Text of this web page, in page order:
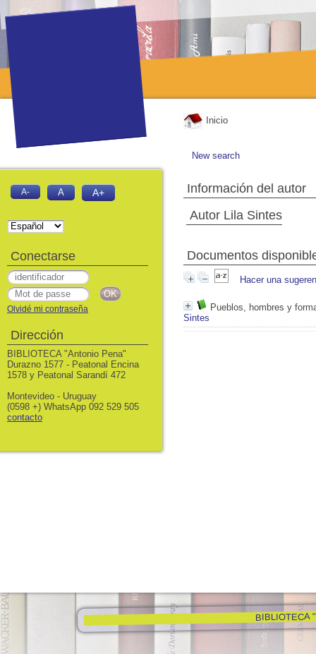
Inicio
New search
Información del autor
Autor Lila Sintes
Documentos
Hacer una
Pueblos, hombres y
Sintes
BIBLIOTECA
A- A A+
Conectarse
Olvidé mi contraseña
Dirección
BIBLIOTECA "Antonio Pena"
Durazno 1577 - Peatonal Encina
1578 y Peatonal Sarandí 472
Montevideo - Uruguay
(0598 +) WhatsApp 092 529 505
contacto